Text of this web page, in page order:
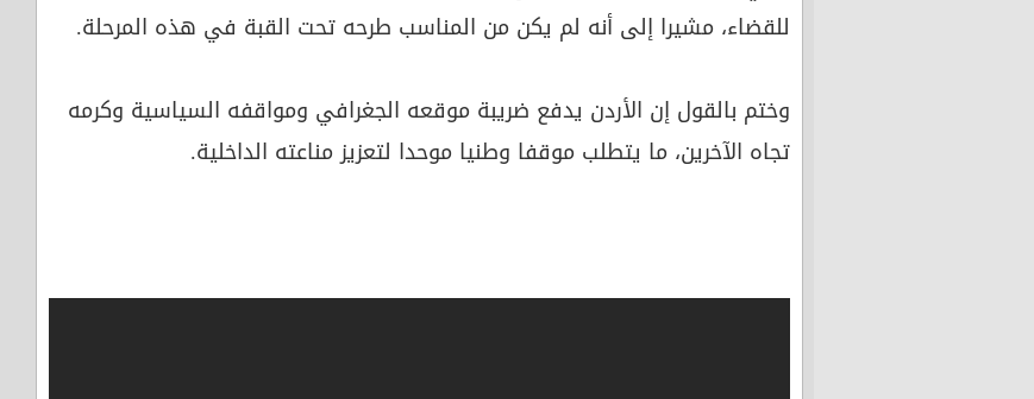
للقضاء، مشيرا إلى أنه لم يكن من المناسب طرحه تحت القبة في هذه المرحلة.
وختم بالقول إن الأردن يدفع ضريبة موقعه الجغرافي ومواقفه السياسية وكرمه
تجاه الآخرين، ما يتطلب موقفا وطنيا موحدا لتعزيز مناعته الداخلية.